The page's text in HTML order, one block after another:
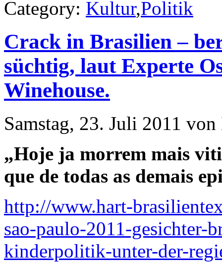
Category: Kultur,Politik
Crack in Brasilien –
süchtig, laut Experte
Winehouse.
Samstag, 23. Juli 2011
„Hoje ja morrem mais
que de todas as demais
http://www.hart-
sao-paulo-2011-gesichter-
kinderpolitik-unter-der-